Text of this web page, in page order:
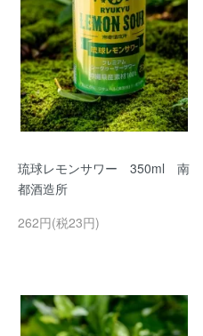
琉球レモンサワー 350ml 南
都酒造所
262円(税23円)